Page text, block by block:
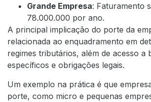
Grande Empresa: Faturamento
78.000.000 por ano.
A principal implicação do porte da
relacionada ao enquadramento em
regimes tributários, além de acesso a
específicos e obrigações legais.
Um exemplo na prática é que
porte, como micro e pequenas